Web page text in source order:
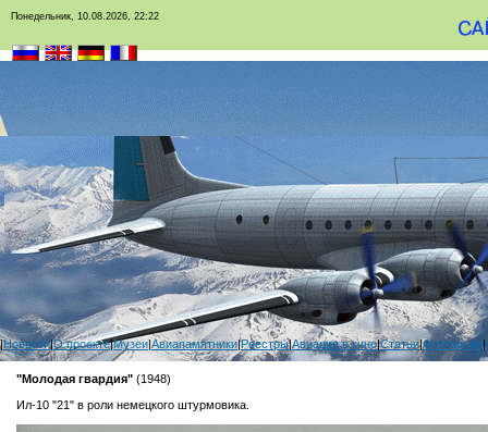
Понедельник, 10.08.2026, 22:22
|Новости|О проекте|Музеи|Авиапамятники|Реестры|Авиация в кино|Статьи|Фотоархив|
"Молодая гвардия"(1948)
Ил-10 "21" в роли немецкого штурмовика.